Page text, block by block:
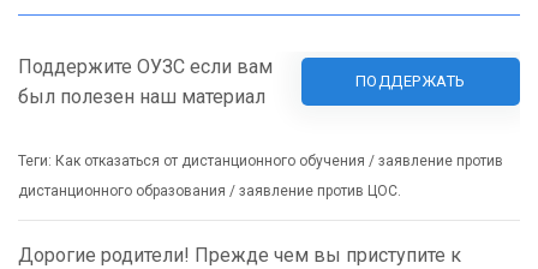
Поддержите ОУЗС если вам
был полезен наш материал
ПОДДЕРЖАТЬ
Теги: Как отказаться от дистанционного обучения / заявление против
дистанционного образования / заявление против ЦОС.
Дорогие родители! Прежде чем вы приступите к